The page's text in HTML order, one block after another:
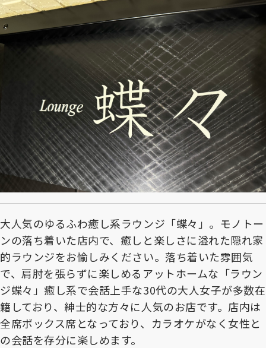
大人気のゆるふわ癒し系ラウンジ「蝶々」。モノトー
ンの落ち着いた店内で、癒しと楽しさに溢れた隠れ家
的ラウンジをお愉しみください。落ち着いた雰囲気
で、肩肘を張らずに楽しめるアットホームな「ラウン
ジ蝶々」癒し系で会話上手な30代の大人女子が多数在
籍しており、紳士的な方々に人気のお店です。店内は
全席ボックス席となっており、カラオケがなく女性と
の会話を存分に楽しめます。